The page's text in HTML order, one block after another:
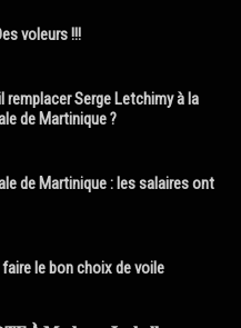
voleurs !!!
remplacer Serge Letchimy à la
de Martinique ?
de Martinique : les salaires ont
le bon choix de voile